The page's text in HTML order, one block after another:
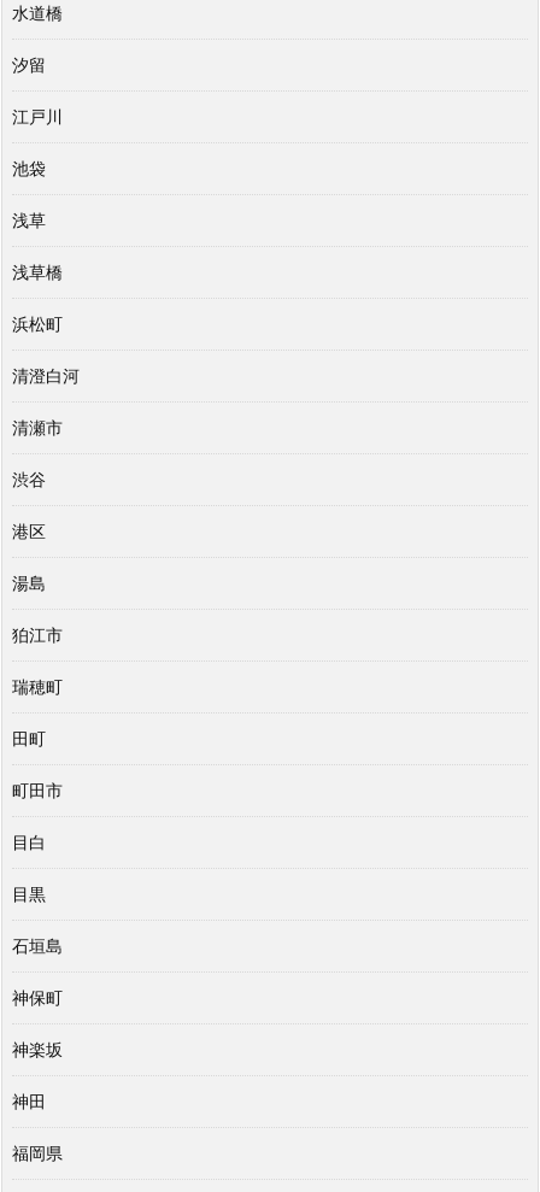
水道橋
汐留
江戸川
池袋
浅草
浅草橋
浜松町
清澄白河
清瀬市
渋谷
港区
湯島
狛江市
瑞穂町
田町
町田市
目白
目黒
石垣島
神保町
神楽坂
神田
福岡県